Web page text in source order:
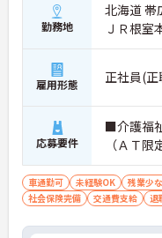
勤務地
北海道 帯
ＪＲ根室
雇用形態 正社員(正
応募要件
■介護福
（ＡＴ
車通勤可 未経験OK 残業少
社会保険完備
交通費支給 退